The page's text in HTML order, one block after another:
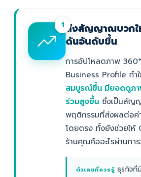
1ส่งสัญญาณบวกใ
ดันอันดับขึ้น
การอัปโหลดภาพ
Business Profile ทำ
สมบูรณ์ขึ้น มียอดดูภา
ร่วมสูงขึ้น ซึ่งเป็นสัญ
พฤติกรรมที่ส่งผลต่อค่
โดยตรง ทั้งยังช่วยให้
ร้านคุณคืออะไรผ่านกา
ตัวเลขที่ควรรู้ ธุรกิจที่